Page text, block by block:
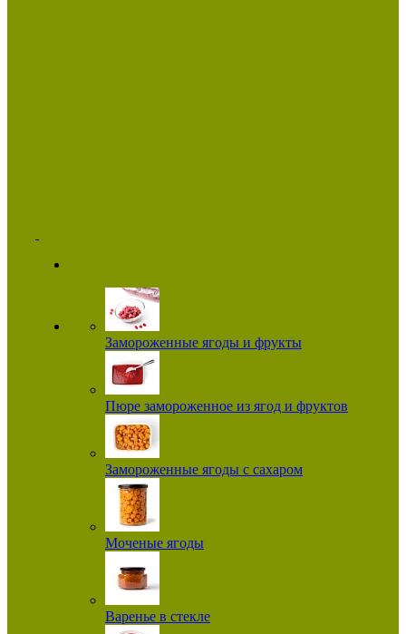
Замороженные ягоды и фрукты
Пюре замороженное из ягод и фруктов
Замороженные ягоды с сахаром
Моченые ягоды
Варенье в стекле